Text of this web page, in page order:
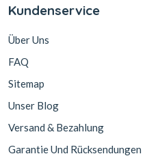
Kundenservice
Über Uns
FAQ
Sitemap
Unser Blog
Versand & Bezahlung
Garantie Und Rücksendungen